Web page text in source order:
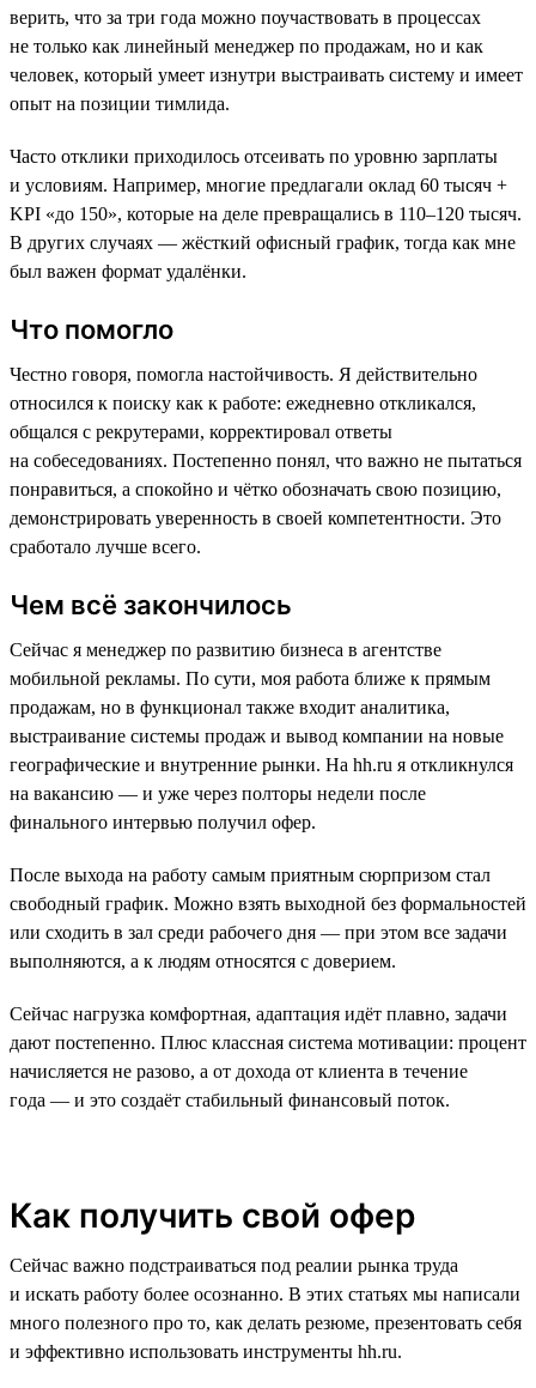
верить, что за три года можно поучаствовать в процессах
не только как линейный менеджер по продажам, но и как
человек, который умеет изнутри выстраивать систему и имеет
опыт на позиции тимлида.
Часто отклики приходилось отсеивать по уровню зарплаты
и условиям. Например, многие предлагали оклад 60 тысяч +
KPI «до 150», которые на деле превращались в 110–120 тысяч.
В других случаях — жёсткий офисный график, тогда как мне
был важен формат удалёнки.
Что помогло
Честно говоря, помогла настойчивость. Я действительно
относился к поиску как к работе: ежедневно откликался,
общался с рекрутерами, корректировал ответы
на собеседованиях. Постепенно понял, что важно не пытаться
понравиться, а спокойно и чётко обозначать свою позицию,
демонстрировать уверенность в своей компетентности. Это
сработало лучше всего.
Чем всё закончилось
Сейчас я менеджер по развитию бизнеса в агентстве
мобильной рекламы. По сути, моя работа ближе к прямым
продажам, но в функционал также входит аналитика,
выстраивание системы продаж и вывод компании на новые
географические и внутренние рынки. На hh.ru я откликнулся
на вакансию — и уже через полторы недели после
финального интервью получил офер.
После выхода на работу самым приятным сюрпризом стал
свободный график. Можно взять выходной без формальностей
или сходить в зал среди рабочего дня — при этом все задачи
выполняются, а к людям относятся с доверием.
Сейчас нагрузка комфортная, адаптация идёт плавно, задачи
дают постепенно. Плюс классная система мотивации: процент
начисляется не разово, а от дохода от клиента в течение
года — и это создаёт стабильный финансовый поток.
Как получить свой офер
Сейчас важно подстраиваться под реалии рынка труда
и искать работу более осознанно. В этих статьях мы написали
много полезного про то, как делать резюме, презентовать себя
и эффективно использовать инструменты hh.ru.